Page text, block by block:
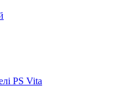
PS Vita